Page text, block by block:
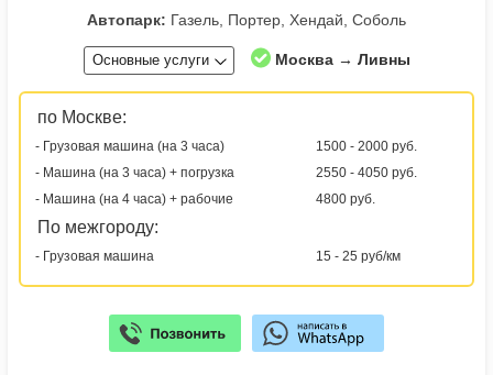
Автопарк: Газель, Портер, Хендай, Соболь
Основные услуги Москва → Ливны
по Москве:
- Грузовая машина (на 3 часа)
1500 - 2000 руб.
- Машина (на 3 часа) + погрузка
2550 - 4050 руб.
- Машина (на 4 часа) + рабочие
4800 руб.
По межгороду:
- Грузовая машина 15 - 25 руб/км